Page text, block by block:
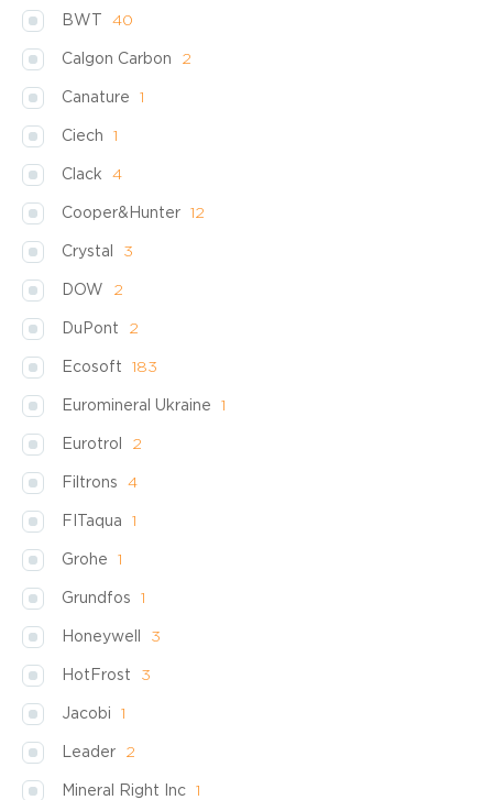
BWT 40
Calgon Carbon 2
Canature 1
Ciech 1
Clack 4
Cooper&Hunter 12
Crystal 3
DOW 2
DuPont 2
Ecosoft 183
Euromineral Ukraine 1
Eurotrol 2
Filtrons 4
FITaqua 1
Grohe 1
Grundfos 1
Honeywell 3
HotFrost 3
Jacobi 1
Leader 2
Mineral Right Inc 1